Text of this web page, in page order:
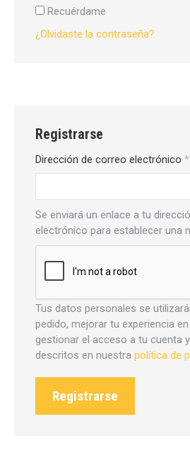
Recuérdame
¿Olvidaste la contraseña?
Registrarse
Dirección de correo electrónico *
Se enviará un enlace a tu
electrónico para establecer una
Tus datos personales se
pedido, mejorar tu experiencia
gestionar el acceso a tu cuenta
descritos en nuestra política de
Registrarse